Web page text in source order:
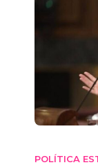
POLÍTICA